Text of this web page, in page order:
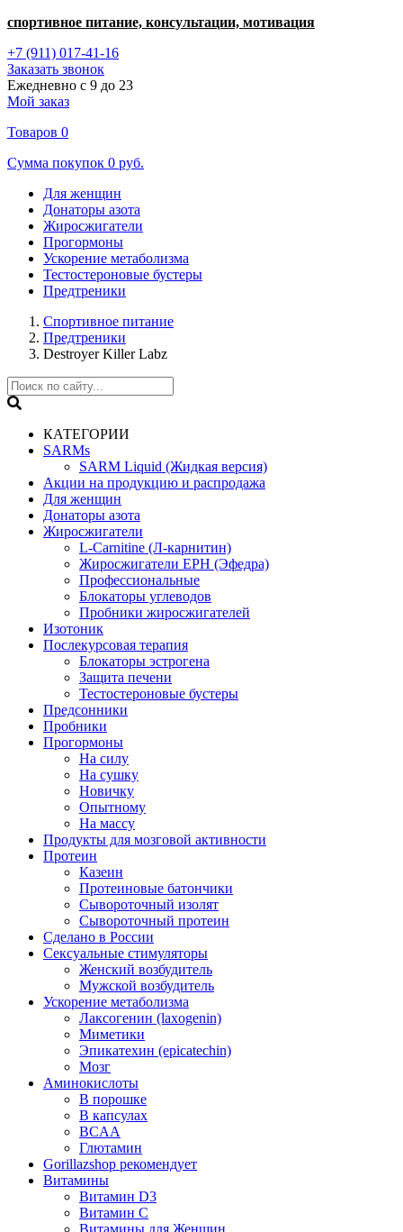
спортивное питание, консультации, мотивация
+7 (911) 017-41-16
Заказать звонок
Ежедневно с 9 до 23
Мой заказ
Товаров 0
Сумма покупок 0 руб.
Для женщин
Донаторы азота
Жиросжигатели
Прогормоны
Ускорение метаболизма
Тестостероновые бустеры
Предтреники
Спортивное питание
Предтреники
Destroyer Killer Labz
КАТЕГОРИИ
SARMs
SARM Liquid (Жидкая версия)
Акции на продукцию и распродажа
Для женщин
Донаторы азота
Жиросжигатели
L-Carnitine (Л-карнитин)
Жиросжигатели EPH (Эфедра)
Профессиональные
Блокаторы углеводов
Пробники жиросжигателей
Изотоник
Послекурсовая терапия
Блокаторы эстрогена
Защита печени
Тестостероновые бустеры
Предсонники
Пробники
Прогормоны
На силу
На сушку
Новичку
Опытному
На массу
Продукты для мозговой активности
Протеин
Казеин
Протеиновые батончики
Сывороточный изолят
Сывороточный протеин
Сделано в России
Сексуальные стимуляторы
Женский возбудитель
Мужской возбудитель
Ускорение метаболизма
Лаксогенин (laxogenin)
Миметики
Эпикатехин (epicatechin)
Мозг
Аминокислоты
В порошке
В капсулах
BCAA
Глютамин
Gorillazshop рекомендует
Витамины
Витамин D3
Витамин С
Витамины для Женщин